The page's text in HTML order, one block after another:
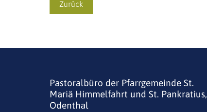
Zurück
Pastoralbüro der Pfarrgemeinde St.
Mariä Himmelfahrt und St. Pankratius,
Odenthal